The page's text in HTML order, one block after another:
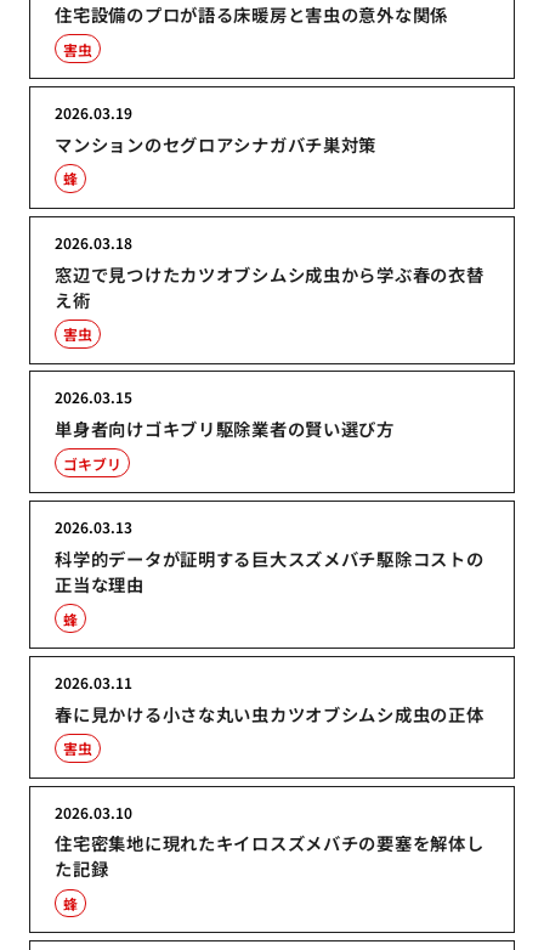
住宅設備のプロが語る床暖房と害虫の意外な関係
害虫
マンションのセグロアシナガバチ巣対策
2026.03.19
蜂
窓辺で見つけたカツオブシムシ成虫から学ぶ春の衣替
え術
2026.03.18
害虫
単身者向けゴキブリ駆除業者の賢い選び方
2026.03.15
ゴキブリ
科学的データが証明する巨大スズメバチ駆除コストの
正当な理由
2026.03.13
蜂
春に見かける小さな丸い虫カツオブシムシ成虫の正体
2026.03.11
害虫
住宅密集地に現れたキイロスズメバチの要塞を解体し
た記録
2026.03.10
蜂